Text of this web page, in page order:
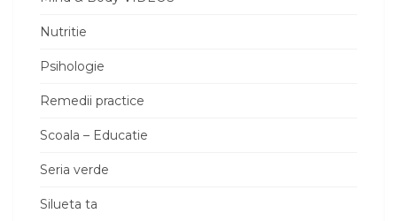
Nutritie
Psihologie
Remedii practice
Scoala – Educatie
Seria verde
Silueta ta